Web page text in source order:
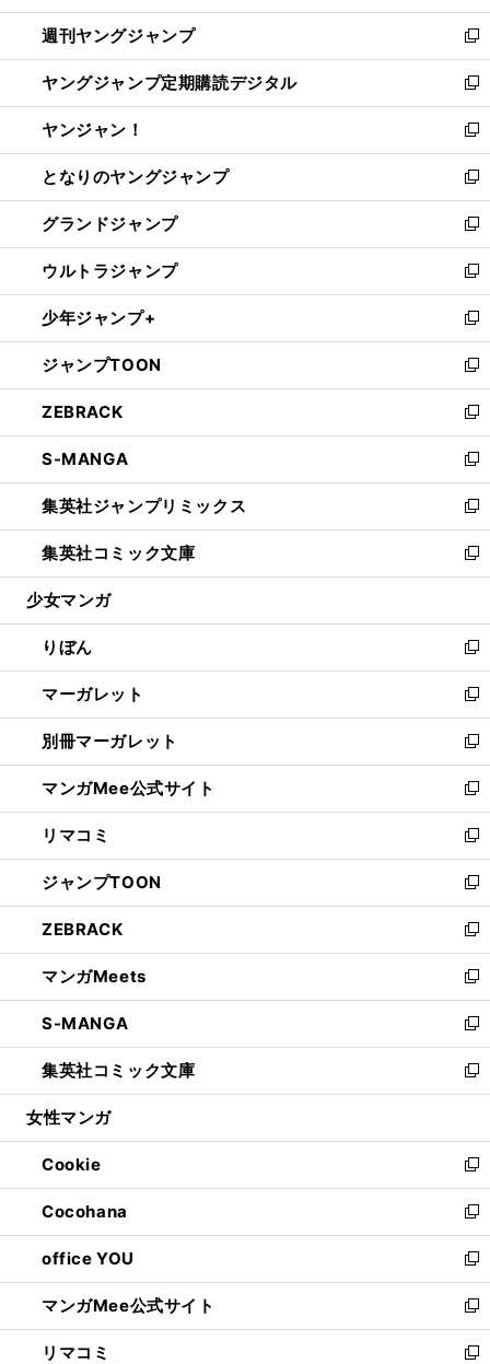
開
く
ウ
で
開
く
ン
ド
ウ
で
開
く
ウ
ィ
ン
ド
ウ
で
開
く
週刊ヤングジャンプ
新
し
い
ウ
ィ
ン
ド
ウ
で
開
く
ヤングジャンプ定期購読デジタル
新
し
い
ウ
ィ
ン
ド
ウ
で
開
く
ヤンジャン！
新
し
い
ウ
ィ
ン
ド
ウ
で
開
く
となりのヤングジャンプ
新
し
い
ウ
ィ
ン
ド
ウ
で
開
く
グランドジャンプ
新
し
い
ウ
ィ
ン
ド
ウ
で
開
く
ウルトラジャンプ
新
し
い
ウ
ィ
ン
ド
ウ
で
開
く
少年ジャンプ+
新
し
い
ウ
ィ
ン
ド
ウ
で
開
く
ジャンプTOON
新
し
い
ウ
ィ
ン
ド
ウ
で
開
ZEBRACK
新
し
い
ウ
ィ
ン
ド
ウ
開
く
S-MANGA
新
し
い
ウ
ィ
ン
ウ
で
開
く
集英社ジャンプリミックス
新
し
い
ウ
ン
ド
ウ
で
開
く
集英社コミック文庫
新
し
ウ
ィ
ン
ド
ウ
で
開
く
少女マンガ
りぼん
新
し
い
ウ
ィ
ン
ド
ウ
で
開
く
マーガレット
新
し
い
ウ
ィ
ン
ド
ウ
で
開
く
別冊マーガレット
新
し
い
ウ
ィ
ン
ド
ウ
で
開
く
マンガMee公式サイト
新
し
い
ウ
ィ
ン
ド
ウ
で
開
く
リマコミ
新
し
い
ウ
ィ
ン
ド
ウ
で
開
く
ジャンプTOON
新
し
い
ウ
ィ
ン
ド
ウ
で
開
ZEBRACK
新
し
い
ウ
ィ
ン
ド
ウ
開
く
マンガMeets
新
し
い
ウ
ィ
ン
ウ
で
開
く
S-MANGA
新
し
い
ウ
ン
ド
ウ
で
開
く
集英社コミック文庫
新
し
ウ
ィ
ン
ド
ウ
で
開
く
女性マンガ
Cookie
新
し
い
ウ
ィ
ン
ド
ウ
で
Cocohana
新
し
い
ウ
ィ
ン
ド
office YOU
新
し
い
ウ
ィ
マンガMee公式サイト
新
し
い
リマコミ 新